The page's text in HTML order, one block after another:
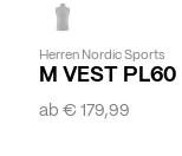
Herren Nordic Sports
M VEST PL60
ab€ 179,99